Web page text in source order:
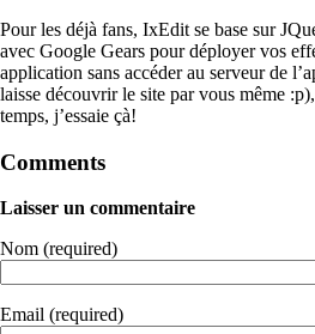
Pour les déjà fans, IxEdit se base sur
avec Google Gears pour déployer vos
application sans accéder au serveur de
laisse découvrir le site par vous même
temps, j’essaie çà!
Comments
Laisser un commentaire
Nom (required)
Email (required)